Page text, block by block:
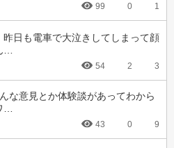
99 0 1
日も電車で大泣きしてしまって顔
…
54 2 3
な意見とか体験談があってわから
…
43 0 9